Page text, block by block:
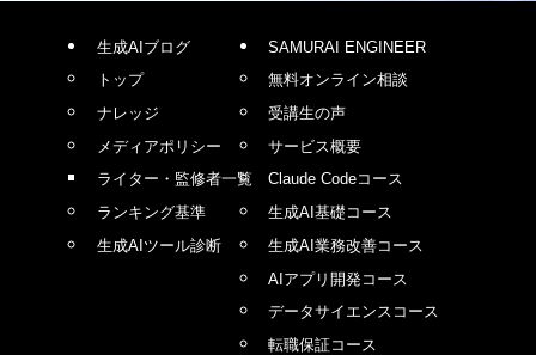
生成AIブログ
トップ
ナレッジ
メディアポリシー
ライター・監修者一覧
ランキング基準
生成AIツール診断
SAMURAI ENGINEER
無料オンライン相談
受講生の声
サービス概要
Claude Codeコース
生成AI基礎コース
生成AI業務改善コース
AIアプリ開発コース
データサイエンスコース
転職保証コース